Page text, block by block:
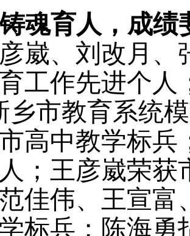
铸魂育人，成绩
崴、刘改月、
工作先进个
乡市教育系统
高中教学标兵
；王彦崴荣获
佳伟、王宣富
标兵；陈海勇